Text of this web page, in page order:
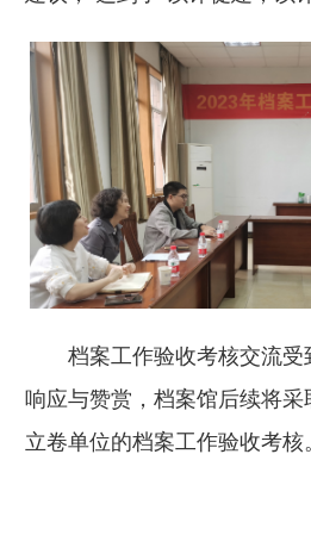
档案工作验收考核交流
响应与赞赏，档案馆后续将
立卷单位的档案工作验收考核